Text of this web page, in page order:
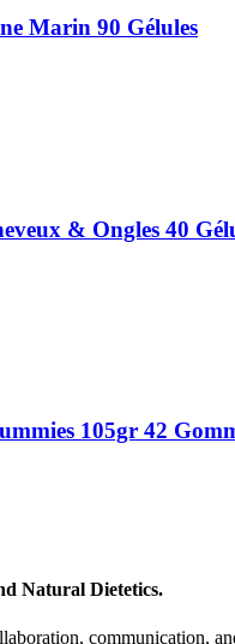
Marin 90 Gélules
& Ongles 40
105gr 42
Natural Dietetics.
communication,